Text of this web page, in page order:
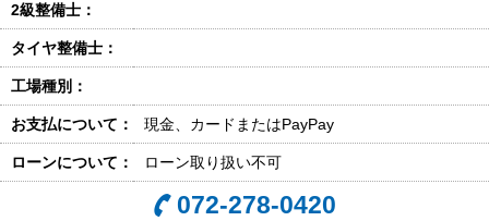
2級整備士：
タイヤ整備士：
工場種別：
お支払について： 現金、カードまたはPayPay
ローンについて： ローン取り扱い不可
072-278-0420